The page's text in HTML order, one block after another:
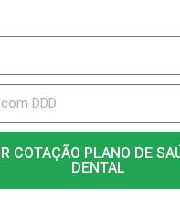
COTAÇÃO PLANO DE
DENTAL